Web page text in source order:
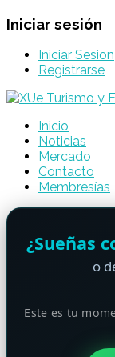
Iniciar sesión
Iniciar Sesion
Registrarse
Inicio
Noticias
Mercado
Contacto
Membresías
¿Sueñas
o
Este es tu